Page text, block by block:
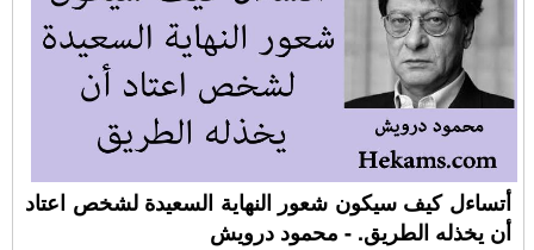
أتساءل كيف سيكون شعور النهاية السعيدة لشخص اعتاد
أن يخذله الطريق. - محمود درويش